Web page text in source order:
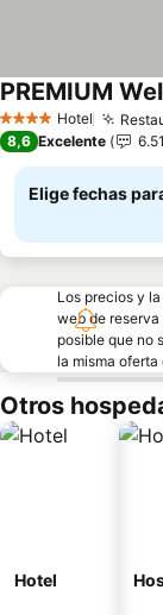
4 EstrellasHotel
PREMIUM
8,6 Excelente
Elige fechas
Los precios y
web de
posible que no
la misma
Otros
Hotel